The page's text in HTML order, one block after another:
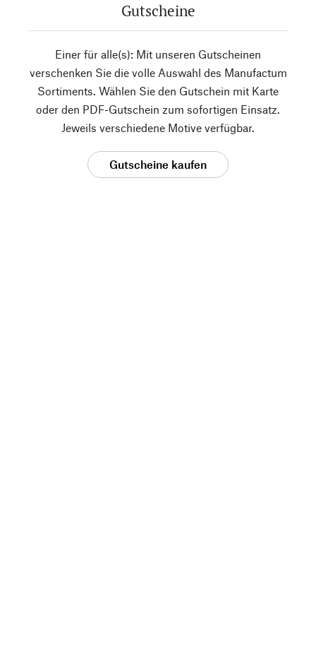
Gutscheine
Einer für alle(s): Mit unseren Gutscheinen
verschenken Sie die volle Auswahl des Manufactum
Sortiments. Wählen Sie den Gutschein mit Karte
oder den PDF-Gutschein zum sofortigen Einsatz.
Jeweils verschiedene Motive verfügbar.
Gutscheine kaufen